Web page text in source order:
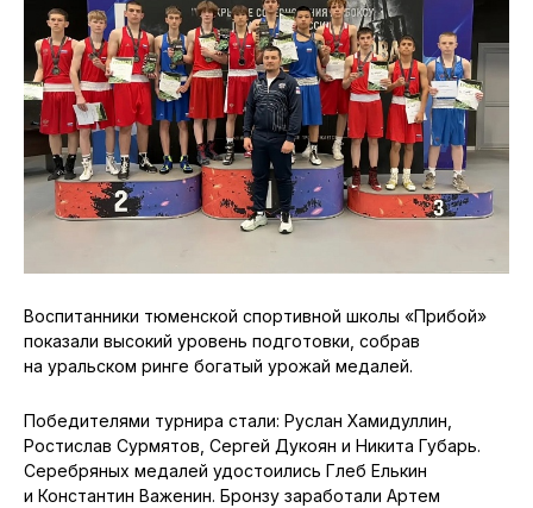
Воспитанники тюменской спортивной школы «Прибой»
показали высокий уровень подготовки, собрав
на уральском ринге богатый урожай медалей.
Победителями турнира стали: Руслан Хамидуллин,
Ростислав Сурмятов, Сергей Дукоян и Никита Губарь.
Серебряных медалей удостоились Глеб Елькин
и Константин Важенин. Бронзу заработали Артем